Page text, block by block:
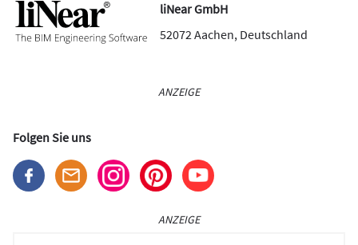
liNear GmbH
52072Aachen, Deutschland
ANZEIGE
Folgen Sie uns
ANZEIGE